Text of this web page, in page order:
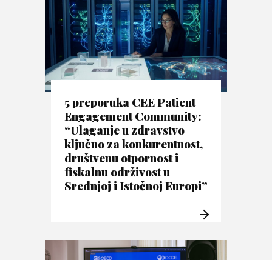
5 preporuka CEE Patient
Engagement Community:
“Ulaganje u zdravstvo
ključno za konkurentnost,
društvenu otpornost i
fiskalnu održivost u
Srednjoj i Istočnoj Europi”